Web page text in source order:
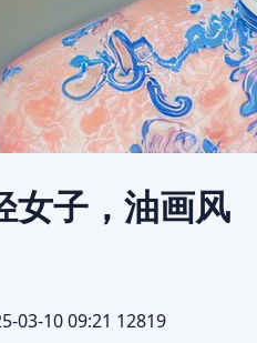
女子，油画风
03-10 09:21 12819